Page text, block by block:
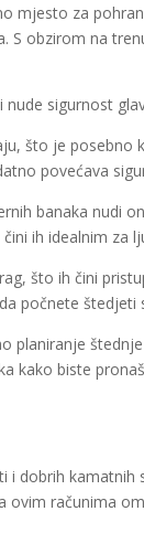
mjesto za
obzirom na
sigurnost
što je posebno
povećava
banaka nudi
ih idealnim za
što ih čini
počnete štedjeti
planiranje
kako biste
i dobrih
računima